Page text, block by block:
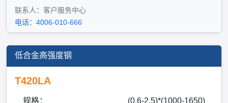
联系人：客户服务中心
电话：4006-010-666
低合金高强度钢
T420LA
规格： (0.6-2.5)*(1000-1650)